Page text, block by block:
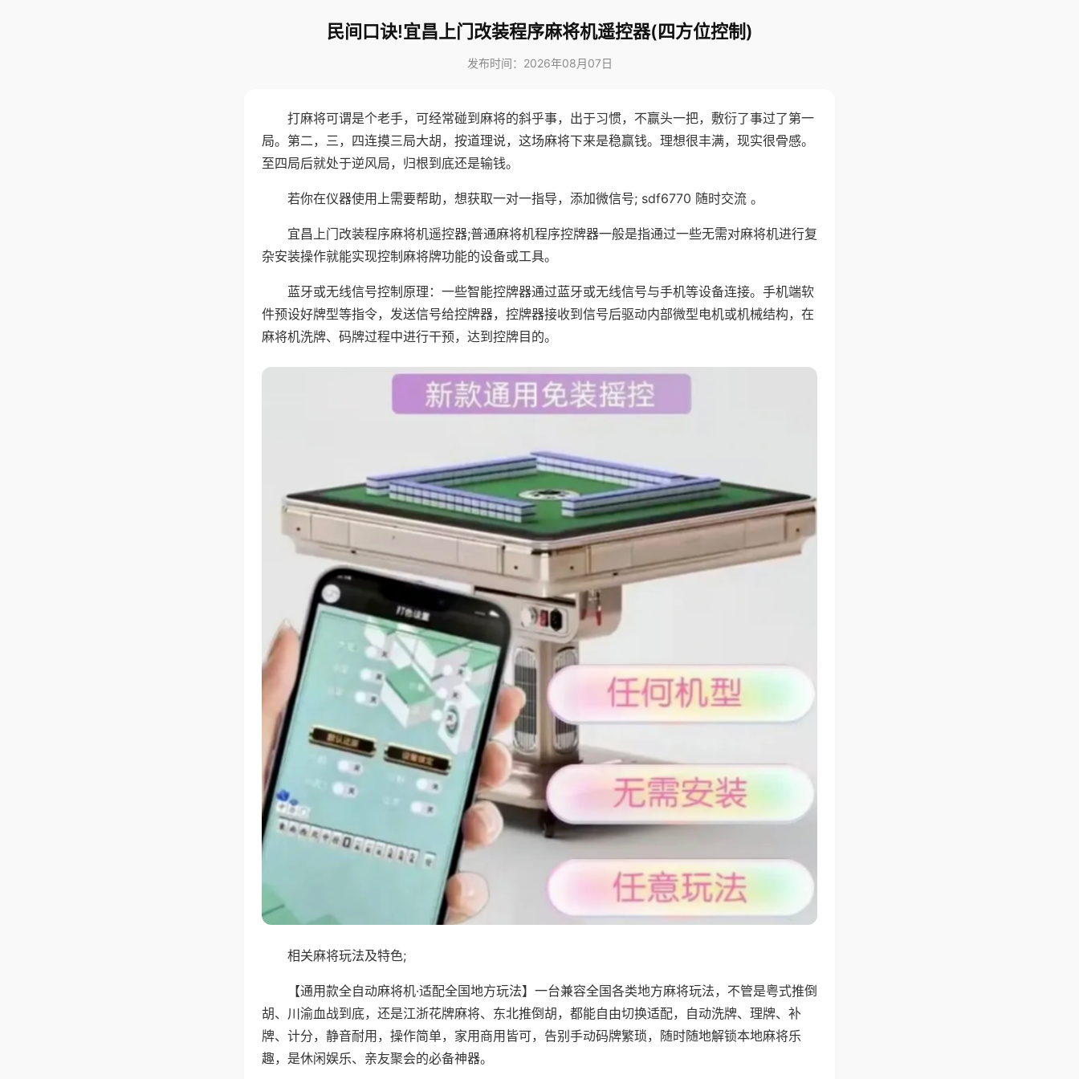
民间口诀!宜昌上门改装程序麻将机遥控器(四方位控制)
发布时间：2026年08月07日
打麻将可谓是个老手，可经常碰到麻将的斜乎事，出于习惯，不赢头一把，敷衍了事过了第一
局。第二，三，四连摸三局大胡，按道理说，这场麻将下来是稳赢钱。理想很丰满，现实很骨感。
至四局后就处于逆风局，归根到底还是输钱。
若你在仪器使用上需要帮助，想获取一对一指导，添加微信号; sdf6770 随时交流 。
宜昌上门改装程序麻将机遥控器;普通麻将机程序控牌器一般是指通过一些无需对麻将机进行复
杂安装操作就能实现控制麻将牌功能的设备或工具。
蓝牙或无线信号控制原理：一些智能控牌器通过蓝牙或无线信号与手机等设备连接。手机端软
件预设好牌型等指令，发送信号给控牌器，控牌器接收到信号后驱动内部微型电机或机械结构，在
麻将机洗牌、码牌过程中进行干预，达到控牌目的。
相关麻将玩法及特色;
【通用款全自动麻将机·适配全国地方玩法】一台兼容全国各类地方麻将玩法，不管是粤式推倒
胡、川渝血战到底，还是江浙花牌麻将、东北推倒胡，都能自由切换适配，自动洗牌、理牌、补
牌、计分，静音耐用，操作简单，家用商用皆可，告别手动码牌繁琐，随时随地解锁本地麻将乐
趣，是休闲娱乐、亲友聚会的必备神器。